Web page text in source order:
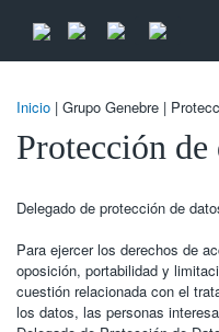
Inicio | Grupo Genebre |
Protección de
Delegado de protección de
Para ejercer los derechos de
oposición, portabilidad y
cuestión relacionada con el
los datos, las personas